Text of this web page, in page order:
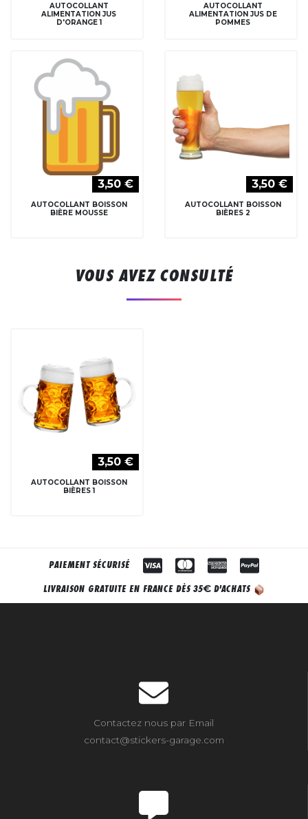
AUTOCOLLANT
ALIMENTATION JUS
D'ORANGE 1
AUTOCOLLANT
ALIMENTATION JUS DE
POMMES
3,50 €
AUTOCOLLANT BOISSON
BIÈRE MOUSSE
3,50 €
AUTOCOLLANT BOISSON
BIÈRES 2
VOUS AVEZ CONSULTÉ
3,50 €
AUTOCOLLANT BOISSON
BIÈRES 1
PAIEMENT SÉCURISÉ
LIVRAISON GRATUITE EN FRANCE DÈS 35€ D'ACHATS
Contactez nous par Email
contact@stickers-garage.com